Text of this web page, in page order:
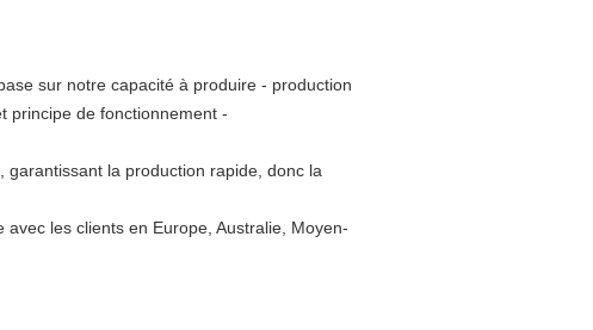
sur notre capacité à produire - production
principe de fonctionnement -
la production rapide, donc la
les clients en Europe, Australie, Moyen-